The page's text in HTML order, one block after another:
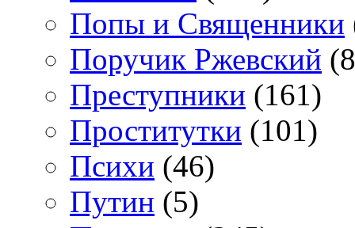
Попы и Священники
Поручик Ржевский
Преступники (161)
Проститутки (101)
Психи (46)
Путин (5)